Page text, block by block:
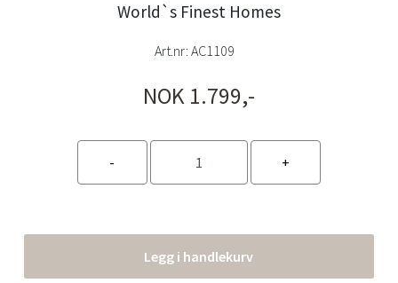
World`s Finest Homes
Art.nr: AC1109
NOK 1.799,-
Legg i handlekurv